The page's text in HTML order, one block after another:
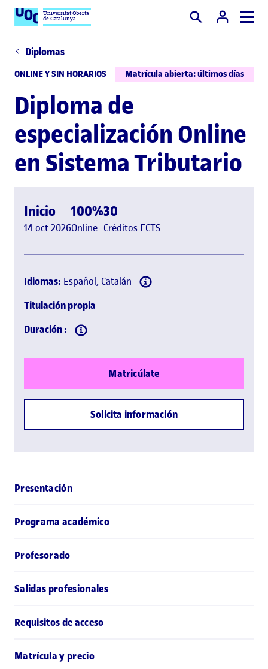
Universitat Oberta
de Catalunya Buscar
Diplomas
ONLINE Y SIN HORARIOS Matrícula abierta: últimos días
Diploma de
especialización Online
en Sistema Tributario
Inicio
14 oct 2026
100%
Online
30
Créditos ECTS
Idiomas: Español, Catalán
Titulación propia
Duración :
Matricúlate
Solicita información
Presentación
Programa académico
Profesorado
Salidas profesionales
Requisitos de acceso
Matrícula y precio